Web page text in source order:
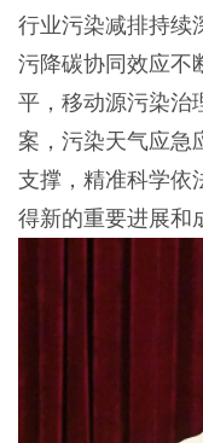
行业污染减排持续
污降碳协同效应不
平，移动源污染治
案，污染天气应急
支撑，精准科学依
得新的重要进展和